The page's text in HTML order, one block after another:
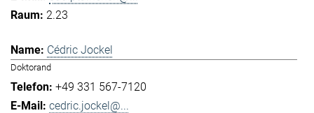
2.23
Cédric Jockel
Doktorand
+49 331 567-7120
cedric.jockel@...